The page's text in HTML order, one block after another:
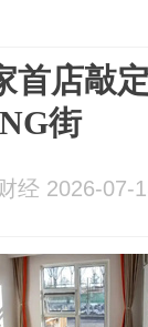
首店敲
街
经 2026-07-